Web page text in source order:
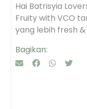
Hai Batrisyia
Fruity with VCO
yang lebih fresh &
Bagikan: